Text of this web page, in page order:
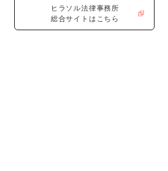
ヒラソル法律事務所
総合サイトはこちら